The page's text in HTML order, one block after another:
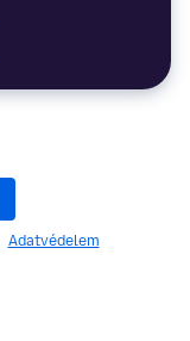
Adatvédelem